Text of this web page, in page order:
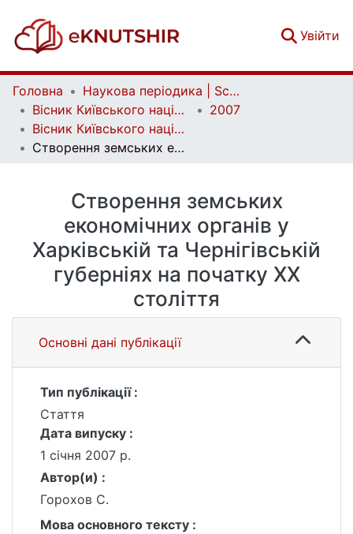
Увійти
Головна
Наукова періодика | Scientific periodicals
Вісник Київського національного університету імені Тараса Шевченка. Історія | Bulletin of Taras Shevchenko National University of Kyiv. History
2007
Вісник Київського національного університету імені Тараса Шевченка. Історія. Вип. 91-93
Створення земських економічних органів у Харківській та Чернігівській губерніях на початку ХХ століття
Створення земських
економічних органів у
Харківській та Чернігівській
губерніях на початку ХХ
століття
Основні дані публікації
Тип публікації :
Стаття
Дата випуску :
1 січня 2007 р.
Автор(и) :
Горохов С.
Мова основного тексту :